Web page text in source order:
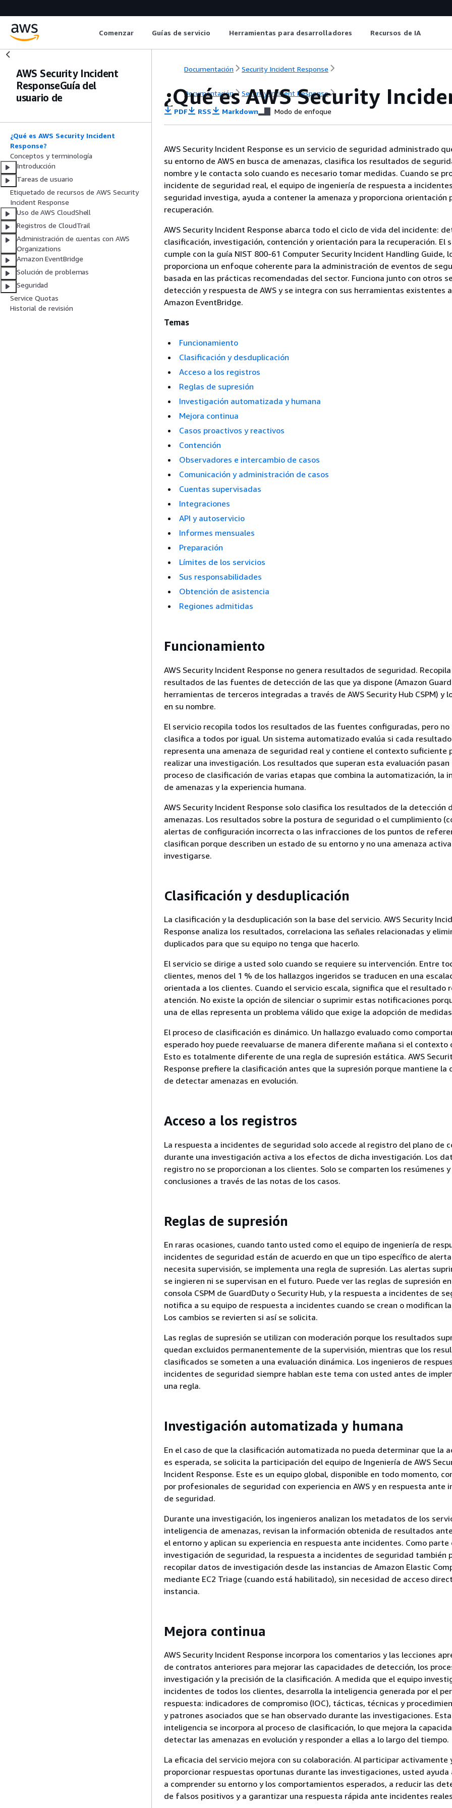
Comenzar Guías de servicio Herramientas para desarrolladores Recursos de IA
AWS Security Incident
ResponseGuía del
usuario de
¿Qué es AWS Security Incident
Response?
Conceptos y terminología
Introducción
Tareas de usuario
Etiquetado de recursos de AWS Security
Incident Response
Uso de AWS CloudShell
Registros de CloudTrail
Administración de cuentas con AWS
Organizations
Amazon EventBridge
Solución de problemas
Seguridad
Service Quotas
Historial de revisión
Documentación Security Incident Response
Documentación Security Incident Response
¿Qué es AWS Security
PDF RSS Markdown Modo de enfoque
AWS Security Incident Response es un servicio de seguridad administrado
su entorno de AWS en busca de amenazas, clasifica los resultados de
nombre y le contacta solo cuando es necesario tomar medidas. Cuando se
incidente de seguridad real, el equipo de ingeniería de respuesta a
seguridad investiga, ayuda a contener la amenaza y proporciona orientación
recuperación.
AWS Security Incident Response abarca todo el ciclo de vida del incidente:
clasificación, investigación, contención y orientación para la recuperación. El
cumple con la guía NIST 800-61 Computer Security Incident Handling Guide,
proporciona un enfoque coherente para la administración de eventos de
basada en las prácticas recomendadas del sector. Funciona junto con otros
detección y respuesta de AWS y se integra con sus herramientas existentes
Amazon EventBridge.
Temas
Funcionamiento
Clasificación y desduplicación
Acceso a los registros
Reglas de supresión
Investigación automatizada y humana
Mejora continua
Casos proactivos y reactivos
Contención
Observadores e intercambio de casos
Comunicación y administración de casos
Cuentas supervisadas
Integraciones
API y autoservicio
Informes mensuales
Preparación
Límites de los servicios
Sus responsabilidades
Obtención de asistencia
Regiones admitidas
Funcionamiento
AWS Security Incident Response no genera resultados de seguridad.
resultados de las fuentes de detección de las que ya dispone (Amazon
herramientas de terceros integradas a través de AWS Security Hub CSPM) y
en su nombre.
El servicio recopila todos los resultados de las fuentes configuradas, pero no
clasifica a todos por igual. Un sistema automatizado evalúa si cada resultado
representa una amenaza de seguridad real y contiene el contexto suficiente
realizar una investigación. Los resultados que superan esta evaluación pasan
proceso de clasificación de varias etapas que combina la automatización, la
de amenazas y la experiencia humana.
AWS Security Incident Response solo clasifica los resultados de la detección
amenazas. Los resultados sobre la postura de seguridad o el cumplimiento
alertas de configuración incorrecta o las infracciones de los puntos de
clasifican porque describen un estado de su entorno y no una amenaza
investigarse.
Clasificación y desduplicación
La clasificación y la desduplicación son la base del servicio. AWS Security
Response analiza los resultados, correlaciona las señales relacionadas y
duplicados para que su equipo no tenga que hacerlo.
El servicio se dirige a usted solo cuando se requiere su intervención. Entre
clientes, menos del 1 % de los hallazgos ingeridos se traducen en una
orientada a los clientes. Cuando el servicio escala, significa que el resultado
atención. No existe la opción de silenciar o suprimir estas notificaciones
una de ellas representa un problema válido que exige la adopción de
El proceso de clasificación es dinámico. Un hallazgo evaluado como
esperado hoy puede reevaluarse de manera diferente mañana si el contexto
Esto es totalmente diferente de una regla de supresión estática. AWS
Response prefiere la clasificación antes que la supresión porque mantiene la
de detectar amenazas en evolución.
Acceso a los registros
La respuesta a incidentes de seguridad solo accede al registro del plano de
durante una investigación activa a los efectos de dicha investigación. Los
registro no se proporcionan a los clientes. Solo se comparten los resúmenes
conclusiones a través de las notas de los casos.
Reglas de supresión
En raras ocasiones, cuando tanto usted como el equipo de ingeniería de
incidentes de seguridad están de acuerdo en que un tipo específico de
necesita supervisión, se implementa una regla de supresión. Las alertas
se ingieren ni se supervisan en el futuro. Puede ver las reglas de supresión
consola CSPM de GuardDuty o Security Hub, y la respuesta a incidentes de
notifica a su equipo de respuesta a incidentes cuando se crean o modifican
Los cambios se revierten si así se solicita.
Las reglas de supresión se utilizan con moderación porque los resultados
quedan excluidos permanentemente de la supervisión, mientras que los
clasificados se someten a una evaluación dinámica. Los ingenieros de
incidentes de seguridad siempre hablan este tema con usted antes de
una regla.
Investigación automatizada y humana
En el caso de que la clasificación automatizada no pueda determinar que la
es esperada, se solicita la participación del equipo de Ingeniería de AWS
Incident Response. Este es un equipo global, disponible en todo momento,
por profesionales de seguridad con experiencia en AWS y en respuesta ante
de seguridad.
Durante una investigación, los ingenieros analizan los metadatos de los
inteligencia de amenazas, revisan la información obtenida de resultados
el entorno y aplican su experiencia en respuesta ante incidentes. Como parte
investigación de seguridad, la respuesta a incidentes de seguridad también
recopilar datos de investigación desde las instancias de Amazon Elastic
mediante EC2 Triage (cuando está habilitado), sin necesidad de acceso
instancia.
Mejora continua
AWS Security Incident Response incorpora los comentarios y las lecciones
de contratos anteriores para mejorar las capacidades de detección, los
investigación y la precisión de la clasificación. A medida que el equipo
incidentes de todos los clientes, desarrolla la inteligencia generada por el
respuesta: indicadores de compromiso (IOC), tácticas, técnicas y
y patrones asociados que se han observado durante las investigaciones. Esta
inteligencia se incorpora al proceso de clasificación, lo que mejora la
detectar las amenazas en evolución y responder a ellas a lo largo del tiempo.
La eficacia del servicio mejora con su colaboración. Al participar activamente
proporcionar respuestas oportunas durante las investigaciones, usted ayuda
a comprender su entorno y los comportamientos esperados, a reducir las
de falsos positivos y a garantizar una respuesta rápida ante incidentes